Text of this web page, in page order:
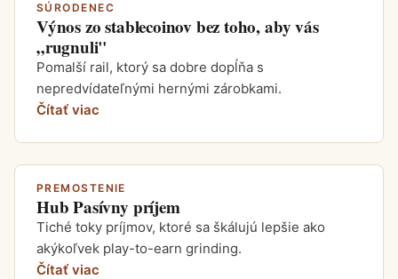
SÚRODENEC
Výnos zo stablecoinov bez toho, aby vás
„rugnuli"
Pomalší rail, ktorý sa dobre dopĺňa s
nepredvídateľnými hernými zárobkami.
Čítať viac
PREMOSTENIE
Hub Pasívny príjem
Tiché toky príjmov, ktoré sa škálujú lepšie ako
akýkoľvek play-to-earn grinding.
Čítať viac